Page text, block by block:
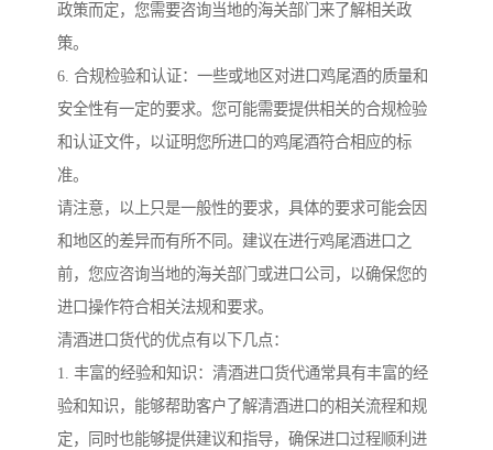
政策而定，您需要咨询当地的海关部门来了解相关政
策。
6. 合规检验和认证：一些或地区对进口鸡尾酒的质量和
安全性有一定的要求。您可能需要提供相关的合规检验
和认证文件，以证明您所进口的鸡尾酒符合相应的标
准。
请注意，以上只是一般性的要求，具体的要求可能会因
和地区的差异而有所不同。建议在进行鸡尾酒进口之
前，您应咨询当地的海关部门或进口公司，以确保您的
进口操作符合相关法规和要求。
清酒进口货代的优点有以下几点：
1. 丰富的经验和知识：清酒进口货代通常具有丰富的经
验和知识，能够帮助客户了解清酒进口的相关流程和规
定，同时也能够提供建议和指导，确保进口过程顺利进